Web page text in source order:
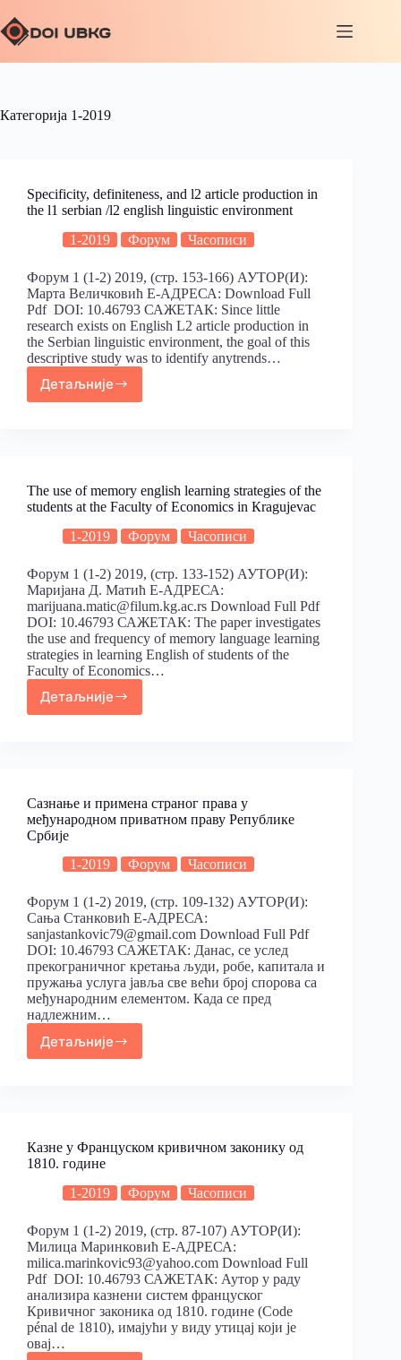
Категорија 1-2019
Specificity, definiteness, and l2 article production in
the l1 serbian /l2 english linguistic environment
1-2019
Форум Часописи
Форум 1 (1-2) 2019, (стр. 153-166) АУТОР(И):
Марта Величковић Е-АДРЕСА: Download Full
Pdf DOI: 10.46793 САЖЕТАК: Since little
research exists on English L2 article production in
the Serbian linguistic environment, the goal of this
descriptive study was to identify anytrends…
Детаљније
The use of memory english learning strategies of the
students at the Faculty of Еconomics in Кragujevac
1-2019
Форум Часописи
Форум 1 (1-2) 2019, (стр. 133-152) АУТОР(И):
Маријана Д. Матић Е-АДРЕСА:
marijuana.matic@filum.kg.ac.rs Download Full Pdf
DOI: 10.46793 САЖЕТАК: The paper investigates
the use and frequency of memory language learning
strategies in learning English of students of the
Faculty of Economics…
Детаљније
Сазнање и примена страног права у
међународном приватном праву Републике
Србије
1-2019
Форум Часописи
Форум 1 (1-2) 2019, (стр. 109-132) АУТОР(И):
Сања Станковић Е-АДРЕСА:
sanjastankovic79@gmail.com Download Full Pdf
DOI: 10.46793 САЖЕТАК: Данас, се услед
прекограничног кретања људи, робе, капитала и
пружања услуга јавља све већи број спорова са
међународним елементом. Када се пред
надлежним…
Детаљније
Казне у Француском кривичном законику од
1810. године
1-2019
Форум Часописи
Форум 1 (1-2) 2019, (стр. 87-107) АУТОР(И):
Милица Маринковић Е-АДРЕСА:
milica.marinkovic93@yahoo.com Download Full
Pdf DOI: 10.46793 САЖЕТАК: Аутор у раду
анализира казнени систем француског
Кривичног законика од 1810. године (Code
pénal de 1810), имајући у виду утицај који је
овај…